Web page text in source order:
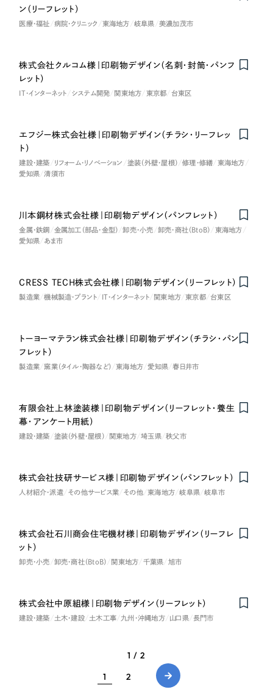
ン（リーフレット）
医療・福祉 病院・クリニック 東海地方 岐阜県 美濃加茂市
株式会社クルコム様｜印刷物デザイン（名刺・封筒・パンフ
レット）
IT・インターネット システム開発 関東地方 東京都 台東区
エフジー株式会社様｜印刷物デザイン（チラシ・リーフレッ
ト）
建設・建築 リフォーム・リノベーション 塗装（外壁・屋根） 修理・修繕
東海地方
愛知県
清須市
川本鋼材株式会社様｜印刷物デザイン（パンフレット）
金属・鉄鋼 金属加工（部品・金型） 卸売・小売 卸売・商社（BtoB）
東海地方
愛知県
あま市
CRESS TECH株式会社様｜印刷物デザイン（リーフレット）
製造業 機械製造・プラント IT・インターネット 関東地方 東京都 台東区
トーヨーマテラン株式会社様｜印刷物デザイン（チラシ・パン
フレット）
製造業 窯業（タイル・陶器など） 東海地方 愛知県 春日井市
有限会社上林塗装様｜印刷物デザイン（リーフレット・養生
幕・アンケート用紙）
建設・建築 塗装（外壁・屋根） 関東地方 埼玉県 秩父市
株式会社技研サービス様｜印刷物デザイン（パンフレット）
人材紹介・派遣 その他サービス業 その他 東海地方 岐阜県 岐阜市
株式会社石川商会住宅機材様｜印刷物デザイン（リーフレ
ット）
卸売・小売 卸売・商社（BtoB） 関東地方 千葉県 旭市
株式会社中原組様｜印刷物デザイン（リーフレット）
建設・建築 土木・建設 土木工事 九州・沖縄地方 山口県 長門市
1 / 2
1
2